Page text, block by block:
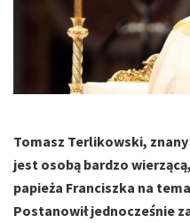
Tomasz Terlikowski,
jest osobą bardzo
papieża Franciszka na
Postanowił jednocześnie